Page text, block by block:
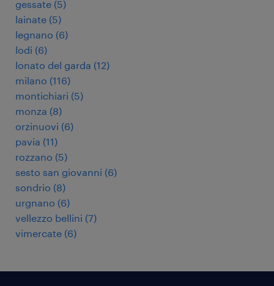
gessate (5)
lainate (5)
legnano (6)
lodi (6)
lonato del garda (12)
milano (116)
montichiari (5)
monza (8)
orzinuovi (6)
pavia (11)
rozzano (5)
sesto san giovanni (6)
sondrio (8)
urgnano (6)
vellezzo bellini (7)
vimercate (6)